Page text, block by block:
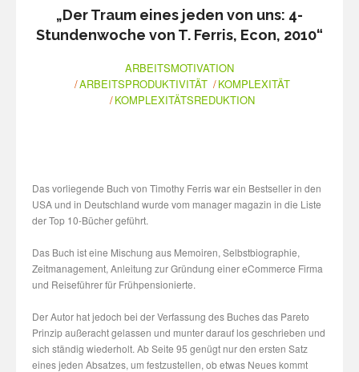
„Der Traum eines jeden von uns: 4-
Stundenwoche von T. Ferris, Econ, 2010“
ARBEITSMOTIVATION
ARBEITSPRODUKTIVITÄT
KOMPLEXITÄT
KOMPLEXITÄTSREDUKTION
Das vorliegende Buch von Timothy Ferris war ein Bestseller in den
USA und in Deutschland wurde vom manager magazin in die Liste
der Top 10-Bücher geführt.
Das Buch ist eine Mischung aus Memoiren, Selbstbiographie,
Zeitmanagement, Anleitung zur Gründung einer eCommerce Firma
und Reiseführer für Frühpensionierte.
Der Autor hat jedoch bei der Verfassung des Buches das Pareto
Prinzip außeracht gelassen und munter darauf los geschrieben und
sich ständig wiederholt. Ab Seite 95 genügt nur den ersten Satz
eines jeden Absatzes, um festzustellen, ob etwas Neues kommt